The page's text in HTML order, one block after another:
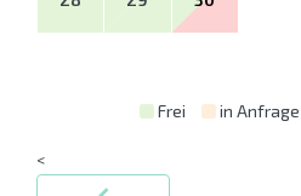
Frei in Anfrage
<